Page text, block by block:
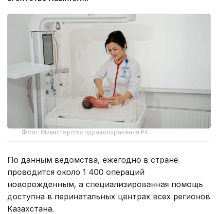
Фото: Министерство здравоохранения РК
По данным ведомства, ежегодно в стране
проводится около 1 400 операций
новорожденным, а специализированная помощь
доступна в перинатальных центрах всех регионов
Казахстана.